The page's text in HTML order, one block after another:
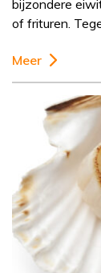
bijzondere
of frituren.
Meer